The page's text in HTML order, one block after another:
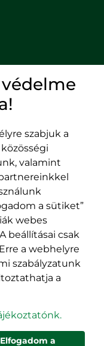
400489 Kolozsvár,
Majális utca, 60.
szám
tel/fax:0264 590 758
email:
office@rmdsz.ro
szabjuk a
valamint
a sütiket”
webes
beállításai csak
a webhelyre
szabályzatunk
a
Elfogadom a